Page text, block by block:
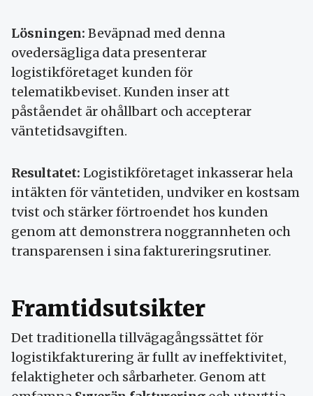
Lösningen: Beväpnad med denna
ovedersägliga data presenterar
logistikföretaget kunden för
telematikbeviset. Kunden inser att
påståendet är ohållbart och accepterar
väntetidsavgiften.
Resultatet: Logistikföretaget inkasserar hela
intäkten för väntetiden, undviker en kostsam
tvist och stärker förtroendet hos kunden
genom att demonstrera noggrannheten och
transparensen i sina faktureringsrutiner.
Framtidsutsikter
Det traditionella tillvägagångssättet för
logistikfakturering är fullt av ineffektivitet,
felaktigheter och sårbarheter. Genom att